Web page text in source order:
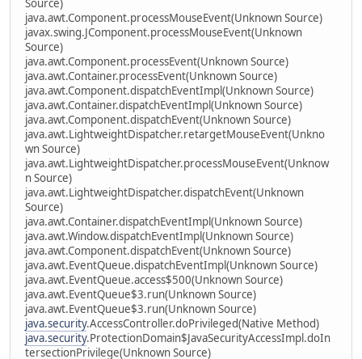
Source)
java.awt.Component.processMouseEvent(Unknown Source)
javax.swing.JComponent.processMouseEvent(Unknown
Source)
java.awt.Component.processEvent(Unknown Source)
java.awt.Container.processEvent(Unknown Source)
java.awt.Component.dispatchEventImpl(Unknown Source)
java.awt.Container.dispatchEventImpl(Unknown Source)
java.awt.Component.dispatchEvent(Unknown Source)
java.awt.LightweightDispatcher.retargetMouseEvent(Unkno
wn Source)
java.awt.LightweightDispatcher.processMouseEvent(Unknow
n Source)
java.awt.LightweightDispatcher.dispatchEvent(Unknown
Source)
java.awt.Container.dispatchEventImpl(Unknown Source)
java.awt.Window.dispatchEventImpl(Unknown Source)
java.awt.Component.dispatchEvent(Unknown Source)
java.awt.EventQueue.dispatchEventImpl(Unknown Source)
java.awt.EventQueue.access$500(Unknown Source)
java.awt.EventQueue$3.run(Unknown Source)
java.awt.EventQueue$3.run(Unknown Source)
java.security.AccessController.doPrivileged(Native Method)
java.security.ProtectionDomain$JavaSecurityAccessImpl.doIn
tersectionPrivilege(Unknown Source)